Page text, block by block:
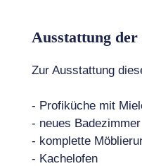
Ausstattung
Zur Ausstattung
- Profiküche mit
- neues Badezimmer
- komplette
- Kachelofen